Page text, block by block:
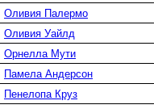
Оливия Палермо
Оливия Уайлд
Орнелла Мути
Памела Андерсон
Пенелопа Круз